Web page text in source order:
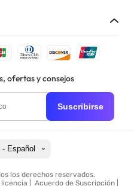
ofertas y consejos
Suscribirse
Español
los derechos reservados.
Acuerdo de Suscripción